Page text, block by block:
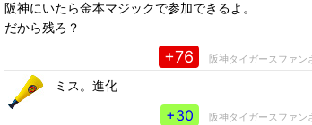
阪神にいたら金本マジックで参加できるよ。
だから残ろ？
+76 阪神タイガースファン
ミス。進化
+30 阪神タイガースファン